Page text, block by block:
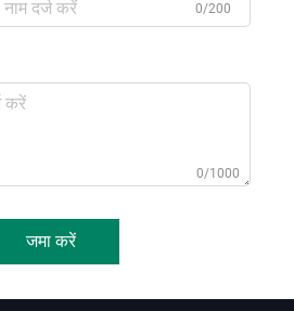
0/200
0/1000
जमा करें